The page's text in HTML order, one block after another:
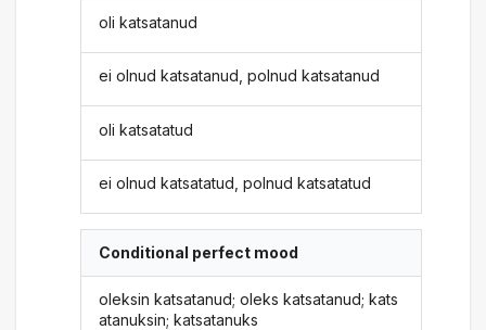
oli katsatanud
ei olnud katsatanud, polnud katsatanud
oli katsatatud
ei olnud katsatatud, polnud katsatatud
Conditional perfect mood
oleksin katsatanud; oleks katsatanud; kats
atanuksin; katsatanuks